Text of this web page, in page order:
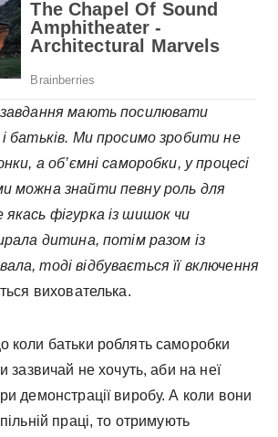
завдання мають посилювати
батьків. Ми просимо зробити не
а об’ємні саморобки, у процесі
можна знайти певну роль для
фігурка із шишок чи
дитина, потім разом із
тоді відбувається її включення
вихователька.
коли батьки роблять саморобки
зазвичай не хочуть, аби на неї
демонстрації виробу. А коли вони
праці, то отримують